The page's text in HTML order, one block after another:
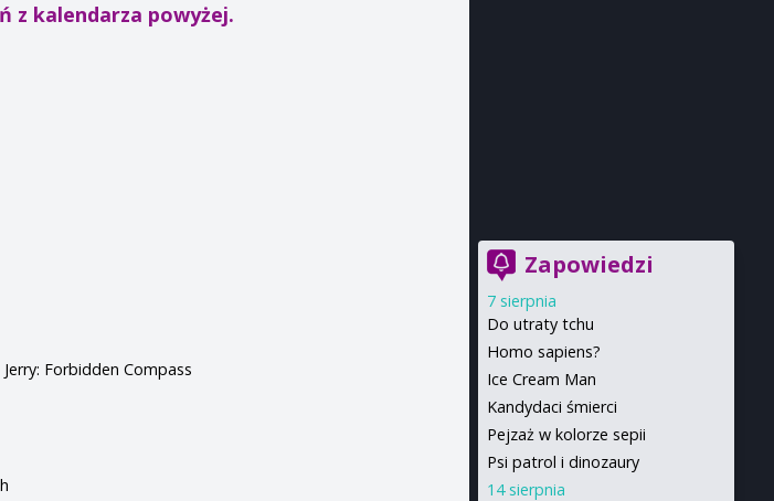
z kalendarza powyżej.
Forbidden Compass
Zapowiedzi
7 sierpnia
Do utraty tchu
Homo sapiens?
Ice Cream Man
Kandydaci śmierci
Pejzaż w kolorze sepii
Psi patrol i dinozaury
14 sierpnia